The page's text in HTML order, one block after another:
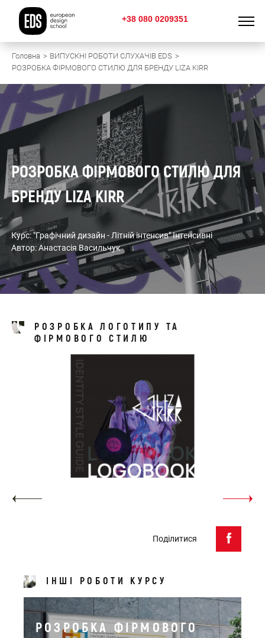
+38 080 0209351
Головна
ВИПУСКНІ РОБОТИ СЛУХАЧІВ EDS
РОЗРОБКА ФІРМОВОГО СТИЛЮ ДЛЯ БРЕНДУ LIZA KIRR
РОЗРОБКА ФІРМОВОГО СТИЛЮ ДЛЯ
БРЕНДУ LIZA KIRR
Курс: "Графічний дизайн - Літній інтенсив" Інтенсивні
Автор: Анастасія Васильчук
РОЗРОБКА ЛОГОТИПУ ТА
ФІРМОВОГО СТИЛЮ
Поділитися
ІНШІ РОБОТИ КУРСУ
РОЗРОБКА ФІРМОВОГО